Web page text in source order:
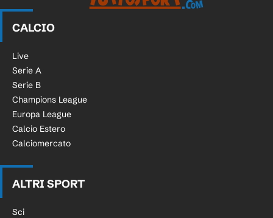
CALCIO
Live
Serie A
Serie B
Champions League
Europa League
Calcio Estero
Calciomercato
ALTRI SPORT
Sci